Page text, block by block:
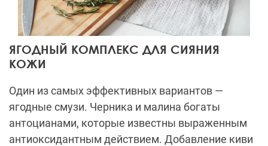
ЯГОДНЫЙ КОМПЛЕКС ДЛЯ СИЯНИЯ
КОЖИ
Один из самых эффективных вариантов —
ягодные смузи. Черника и малина богаты
антоцианами, которые известны выраженным
антиоксидантным действием. Добавление киви